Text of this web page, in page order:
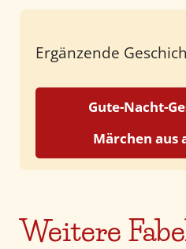
Ergänzende
Gute-Nacht-
Märchen aus
Weitere